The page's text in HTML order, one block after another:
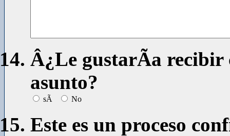
Â¿Le gustarÃ­a recibir
asunto?
sÃ­ No
Este es un proceso